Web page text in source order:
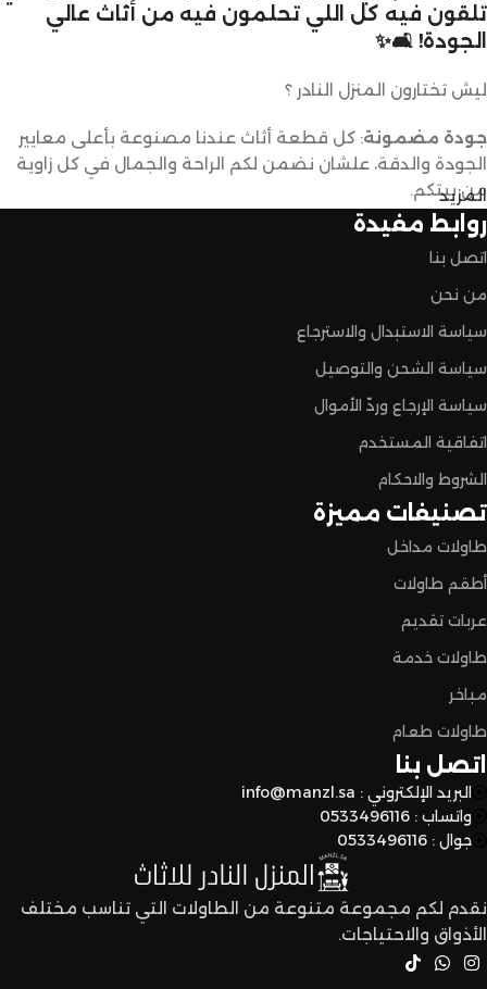
تلقون فيه كل اللي تحلمون فيه من أثاث عالي
الجودة! 🛋️✨
ليش تختارون المنزل النادر ؟
جودة مضمونة: كل قطعة أثاث عندنا مصنوعة بأعلى معايير
الجودة والدقة، علشان نضمن لكم الراحة والجمال في كل زاوية
من بيتكم.
تصاميم متنوعة
الأذواق والديكورات. ما راح تحتاجون تدورون كثير علشان تلقون
اللي يعجبكم.
أسعار تنافسية: نقدم لكم أفضل الأسعار في السوق بدون ما
اختيار القطع المناسبة لين توصل لكم لحد البيت.
توصيل سريع وآمن
نضمن وصول منتجاتكم بأفضل حالة وفي أقصر وقت ممكن.
لا تترددون،
اختاروا الراحة والأناقة من المنزل النادر للاثاث الآن وعيشوا تجربة
تسوق مميزة.
المزيد
روابط مفيدة
اتصل بنا
من نحن
سياسة الاستبدال والاسترجاع
سياسة الشحن والتوصيل
سياسة الإرجاع وردّ الأموال
اتفاقية المستخدم
الشروط والاحكام
تصنيفات مميزة
طاولات مداخل
أطقم طاولات
عربات تقديم
طاولات خدمة
مباخر
طاولات طعام
اتصل بنا
البريد الإلكتروني : info@manzl.sa
واتساب : 0533496116
جوال : 0533496116
نقدم لكم مجموعة متنوعة من الطاولات التي تناسب مختلف
الأذواق والاحتياجات.